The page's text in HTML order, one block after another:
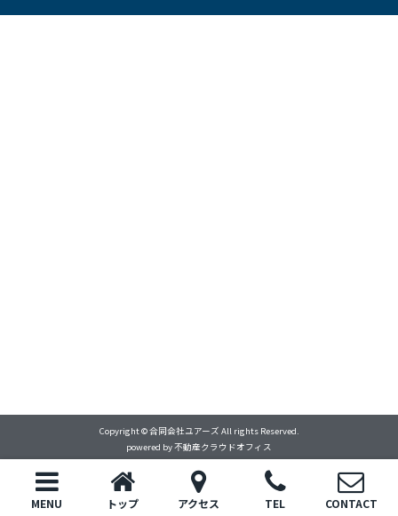
トップ 電話 お問い合わせ
MENU トップ アクセス TEL CONTACT
Copyright © 合同会社ユアーズ All rights Reserved.
powered by 不動産クラウドオフィス